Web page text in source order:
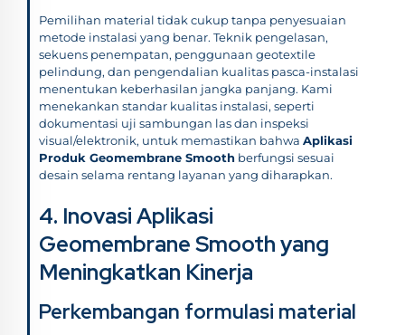
Pemilihan material tidak cukup tanpa penyesuaian
metode instalasi yang benar. Teknik pengelasan,
sekuens penempatan, penggunaan geotextile
pelindung, dan pengendalian kualitas pasca-instalasi
menentukan keberhasilan jangka panjang. Kami
menekankan standar kualitas instalasi, seperti
dokumentasi uji sambungan las dan inspeksi
visual/elektronik, untuk memastikan bahwa Aplikasi
Produk Geomembrane Smooth berfungsi sesuai
desain selama rentang layanan yang diharapkan.
4. Inovasi Aplikasi
Geomembrane Smooth yang
Meningkatkan Kinerja
Perkembangan formulasi material